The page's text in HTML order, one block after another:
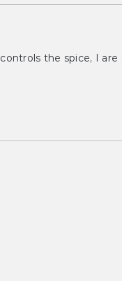
the spice, I